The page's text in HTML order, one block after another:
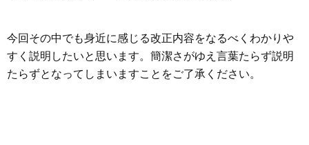
今回その中でも身近に感じる改正内容をなるべくわかりや
すく説明したいと思います。簡潔さがゆえ言葉たらず説明
たらずとなってしまいますことをご了承ください。